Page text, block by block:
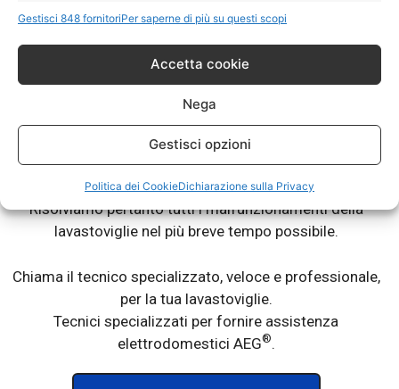
Gestisci 848 fornitoriPer saperne di più su questi scopi
Accetta cookie
Nega
Gestisci opzioni
Politica dei CookieDichiarazione sulla Privacy
La tua lavastoviglie AEG®ti da dei problemi? Non lava
specializzati nel campo riparazione e assistenza
lavastoviglie di marca AEG
Service, per riparazione o assistenza sulla tua lavastoviglie
AEG .
Risolviamo pertanto tutti i malfunzionamenti della
lavastoviglie nel più breve tempo possibile.
Chiama il tecnico specializzato, veloce e professionale,
per la tua lavastoviglie.
Tecnici specializzati per fornire assistenza
elettrodomestici AEG®.